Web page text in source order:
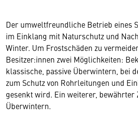
Der umweltfreundliche Betrieb eines
im Einklang mit Naturschutz und
Winter. Um Frostschäden zu
Besitzer:innen zwei Möglichkeiten:
klassische, passive Überwintern, bei
zum Schutz von Rohrleitungen und
gesenkt wird. Ein weiterer, bewährter
Überwintern.